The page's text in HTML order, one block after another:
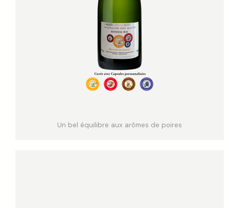
Un bel équilibre aux arômes de poires